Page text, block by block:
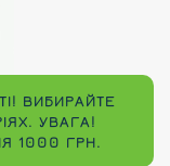
ВИБИРАЙТЕ
УВАГА!
1000 ГРН.